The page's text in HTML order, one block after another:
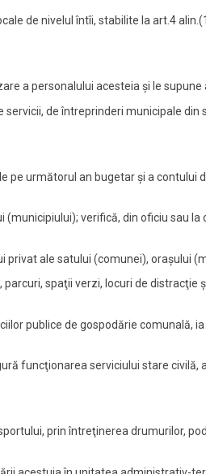
de nivelul întîi, stabilite la art.4
a personalului acesteia şi le supune
de întreprinderi municipale
următorul an bugetar şi a contului
verifică, din oficiu sau la
ale satului (comunei), oraşului
spaţii verzi, locuri de
publice de gospodărie comunală,
funcţionarea serviciului stare
prin întreţinerea drumurilor,